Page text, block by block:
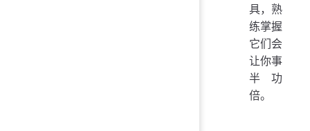
具，熟
练掌握
它们会
让你事
半功
倍。